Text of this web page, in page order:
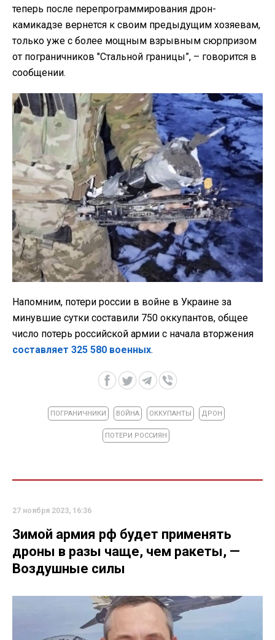
теперь после перепрограммирования дрон-
камикадзе вернется к своим предыдущим хозяевам,
только уже с более мощным взрывным сюрпризом
от пограничников "Стальной границы”, – говорится в
сообщении.
Напомним, потери россии в войне в Украине за
минувшие сутки составили 750 оккупантов, общее
число потерь российской армии с начала вторжения
составляет 325 580 военных.
ПОГРАНИЧНИКИ ВОЙНА ОККУПАНТЫ ДРОН
ПОТЕРИ РОССИЯН
27 ноября 2023, 16:36
Зимой армия рф будет применять
дроны в разы чаще, чем ракеты, —
Воздушные силы